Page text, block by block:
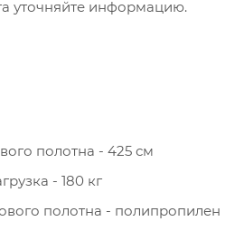
уточняйте информацию.
полотна - 425 см
- 180 кг
полотна - полипропилен